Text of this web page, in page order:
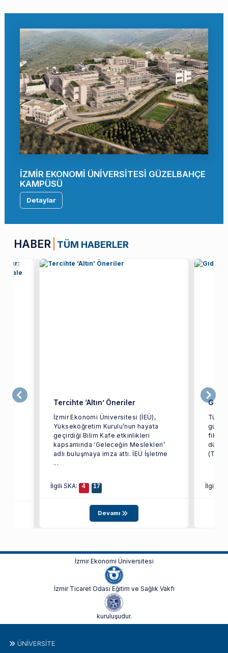
İZMİR EKONOMİ ÜNİVERSİTESİ GÜZELBAHÇE
KAMPÜSÜ
Detaylar
HABER TÜM HABERLER
Tercihte ‘Altın’ Öneriler
İzmir Ekonomi Üniversitesi (İEÜ),
Yükseköğretim Kurulu’nun hayata
geçirdiği Bilim Kafe etkinlikleri
kapsamında ‘Geleceğin Meslekleri’
adlı buluşmaya imza attı. İEÜ İşletme
...
İlgili SKA: 4 17
Devamı
Gıda
İlgili
İzmir Ekonomi Üniversitesi
İzmir Ticaret Odası Eğitim ve Sağlık Vakfı
kuruluşudur.
ÜNIVERSITE